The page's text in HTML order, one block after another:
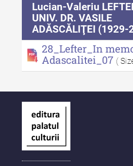
Buletinul ”Ioan
Muzeului de Istorie a
XXII / 2016
Indexul Complet
Moldovei
Anuarul Muzeului
Moldovei - XXII / 2022
Anuarul Muzeului
Moldovei - XXI / 2021
Lucian-Valeriu
UNIV. DR. VASILE
ADĂSCĂLIŢEI (1929-
28_Lefter_In
Adascalitei_07 (